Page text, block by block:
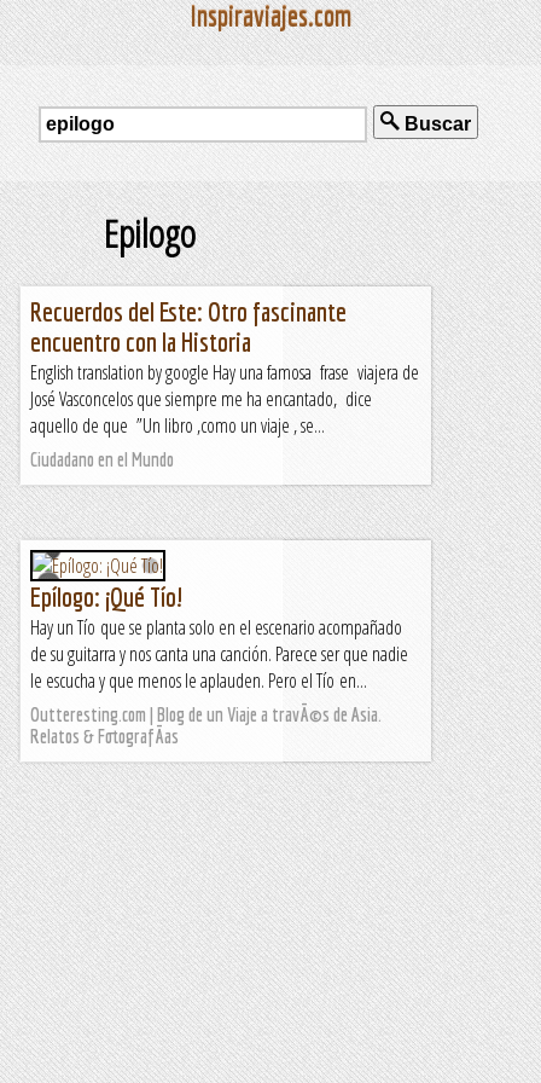
Inspiraviajes.com
Buscar
Epilogo
Recuerdos del Este: Otro fascinante
encuentro con la Historia
English translation by google Hay una famosa frase viajera de
José Vasconcelos que siempre me ha encantado, dice
aquello de que ”Un libro ,como un viaje , se...
Ciudadano en el Mundo
Epílogo: ¡Qué Tío!
Hay un Tío que se planta solo en el escenario acompañado
de su guitarra y nos canta una canción. Parece ser que nadie
le escucha y que menos le aplauden. Pero el Tío en...
Outteresting.com | Blog de un Viaje a travÃ©s de Asia.
Relatos & FotografÃ­as